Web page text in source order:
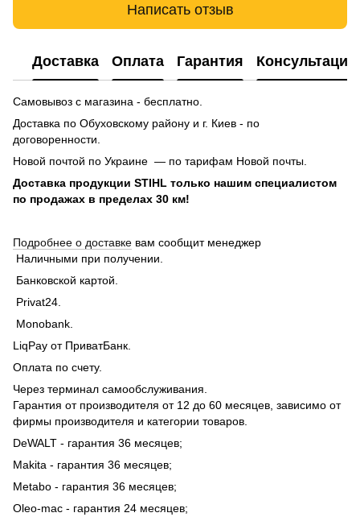
Написать отзыв
Доставка Оплата Гарантия Консультация
Самовывоз с магазина - бесплатно.
Доставка по Обуховскому району и г. Киев - по
договоренности.
Новой почтой по Украине — по тарифам Новой почты.
Доставка продукции STIHL только нашим специалистом
по продажах в пределах 30 км!
Подробнее о доставке вам сообщит менеджер
Наличными при получении.
Банковской картой.
Privat24.
Monobank.
LiqPay от ПриватБанк.
Оплата по счету.
Через терминал самообслуживания.
Гарантия от производителя от 12 до 60 месяцев, зависимо от
фирмы производителя и категории товаров.
DeWALT - гарантия 36 месяцев;
Makita - гарантия 36 месяцев;
Metabo - гарантия 36 месяцев;
Oleo-mac - гарантия 24 месяцев;